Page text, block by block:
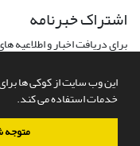
این وب سایت از کوکی ها برای
خدمات استفاده می کند.
اشتراک خبرنامه
برای دریافت اخبار و